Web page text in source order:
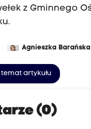
z Gminnego
Agnieszka Barańska
artykułu
(0)